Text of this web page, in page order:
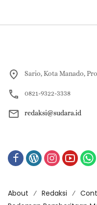
Sario, Kota Manado,
0821-9322-3338
redaksi@sudara.id
About Redaksi